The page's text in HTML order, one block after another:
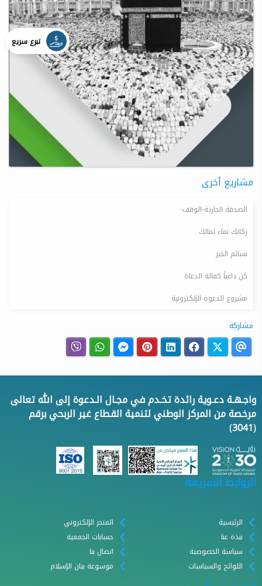
مشاريع أخرى
الصدقة الجارية-الوقف-
زكاتك نماء لمالك
نسائم الخير
كن داعياً كفالة الدعاة
مشروع الدعوة الإلكترونية
مشاركة
واجـهـة دعـوية رائدة تخـدم في مجـال الـدعوة إلى الله تعالى
مرخصة من المركز الوطني لتنمية القطاع غير الربحي برقم
(3041)
الروابط السريعة
الرئيسية
نبذة عنا
سياسة الخصوصية
اللوائح والسياسات
المتجر الإلكتروني
حسابات الجمعية
اتصال بنا
موسوعة بيان الإسلام
تبرع سريع